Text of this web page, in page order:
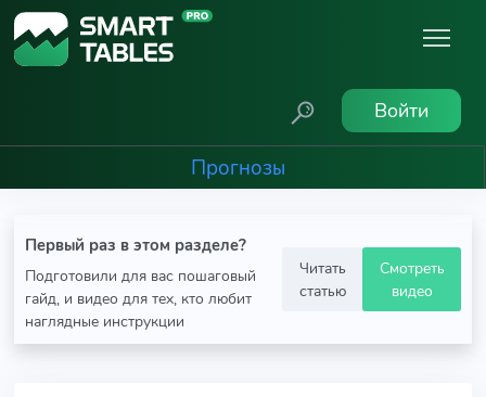
Войти
Прогнозы
Первый раз в этом разделе?
Подготовили для вас пошаговый
гайд, и видео для тех, кто любит
наглядные инструкции
Читать
статью
Смотреть
видео